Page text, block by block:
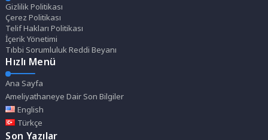
Gizlilik Politikası
Çerez Politikası
Telif Hakları Politikası
İçerik Yönetimi
Tıbbi Sorumluluk Reddi Beyanı
Hızlı Menü
Ana Sayfa
Ameliyathaneye Dair Son Bilgiler
English
Türkçe
Son Yazılar